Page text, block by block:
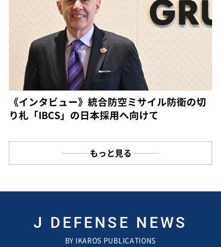
《インタビュー》統合防空ミサイル防衛の切
り札「IBCS」の日本採用へ向けて
もっと見る
J DEFENSE NEWS
BY IKAROS PUBLICATIONS